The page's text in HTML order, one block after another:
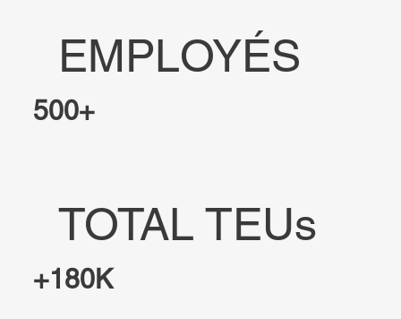
EMPLOYÉS
500+
TOTAL TEUs
+180K